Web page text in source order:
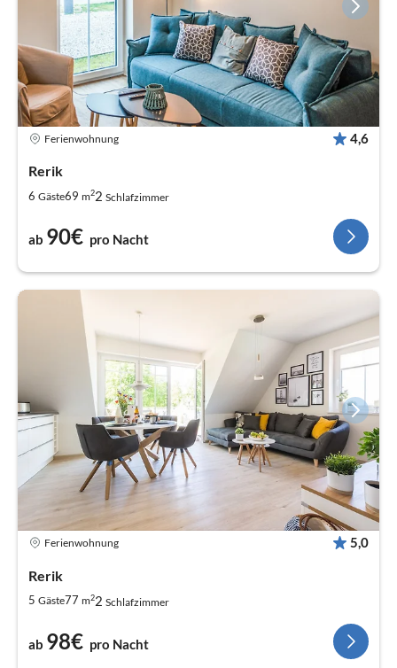
Ferienwohnung 4,6
Rerik
6 Gäste69 m22 Schlafzimmer
ab 90€ pro Nacht
Ferienwohnung 5,0
Rerik
5 Gäste77 m22 Schlafzimmer
ab 98€ pro Nacht